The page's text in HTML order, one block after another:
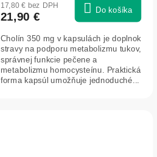
17,80 € bez DPH
21,90 € Do košíka
Cholín 350 mg v kapsulách je doplnok
stravy na podporu metabolizmu tukov,
správnej funkcie pečene a
metabolizmu homocysteínu. Praktická
forma kapsúl umožňuje jednoduché...